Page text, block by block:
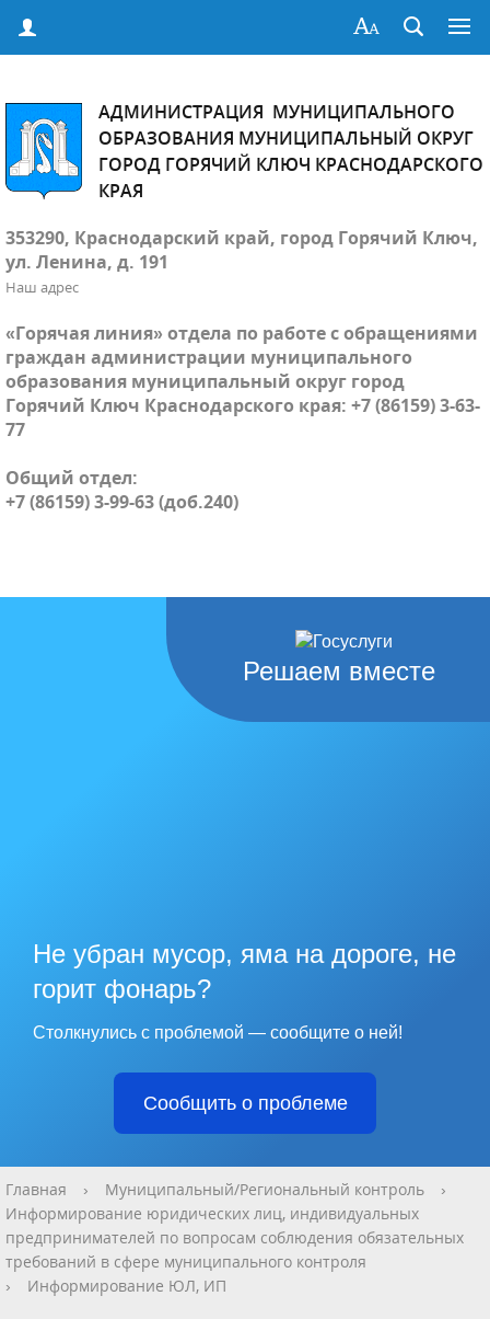
АДМИНИСТРАЦИЯ МУНИЦИПАЛЬНОГО
ОБРАЗОВАНИЯ МУНИЦИПАЛЬНЫЙ ОКРУГ
ГОРОД ГОРЯЧИЙ КЛЮЧ КРАСНОДАРСКОГО
КРАЯ
353290, Краснодарский край, город Горячий Ключ,
ул. Ленина, д. 191
Наш адрес
«Горячая линия» отдела по работе с обращениями
граждан администрации муниципального
образования муниципальный округ город
Горячий Ключ Краснодарского края: +7 (86159) 3-63-
77
Общий отдел:
+7 (86159) 3-99-63 (доб.240)
Решаем вместе
Не убран мусор, яма на дороге, не
горит фонарь?
Столкнулись с проблемой — сообщите о ней!
Сообщить о проблеме
Главная › Муниципальный/Региональный контроль
›
Информирование юридических лиц, индивидуальных
предпринимателей по вопросам соблюдения обязательных
требований в сфере муниципального контроля
›
Информирование ЮЛ, ИП